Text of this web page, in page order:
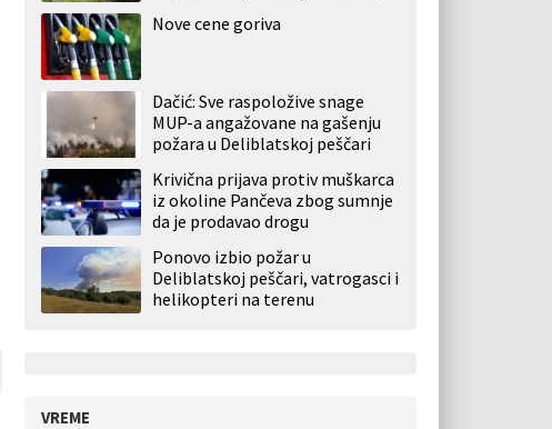
Nove cene goriva
Dačić: Sve raspoložive snage
MUP-a angažovane na gašenju
požara u Deliblatskoj peščari
Krivična prijava protiv muškarca
iz okoline Pančeva zbog sumnje
da je prodavao drogu
Ponovo izbio požar u
Deliblatskoj peščari, vatrogasci i
helikopteri na terenu
VREME